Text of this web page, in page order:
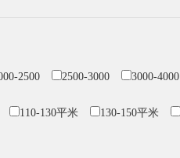
2500 2500-3000 3000-4000
110-130平米 130-150平米